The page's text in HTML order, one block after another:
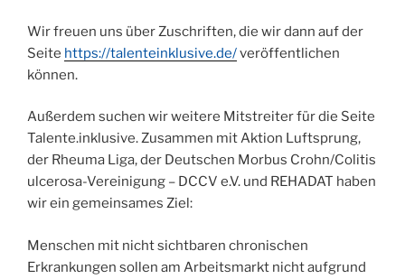
Wir freuen uns über Zuschriften, die wir dann auf der
Seite https://talenteinklusive.de/veröffentlichen
können.
Außerdem suchen wir weitere Mitstreiter für die Seite
Talente.inklusive. Zusammen mit Aktion Luftsprung,
der Rheuma Liga, der Deutschen Morbus Crohn/Colitis
ulcerosa-Vereinigung – DCCV e.V. und REHADAT haben
wir ein gemeinsames Ziel:
Menschen mit nicht sichtbaren chronischen
Erkrankungen sollen am Arbeitsmarkt nicht aufgrund